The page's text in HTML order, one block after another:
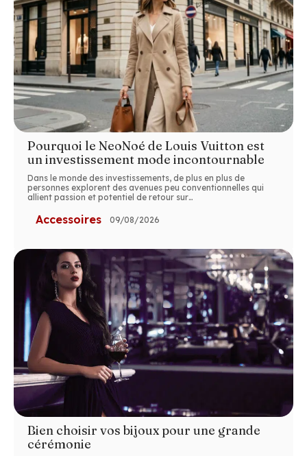
Pourquoi le NeoNoé de Louis Vuitton est
un investissement mode incontournable
Dans le monde des investissements, de plus en plus de
personnes explorent des avenues peu conventionnelles qui
allient passion et potentiel de retour sur…
Accessoires 09/08/2026
Bien choisir vos bijoux pour une grande
cérémonie